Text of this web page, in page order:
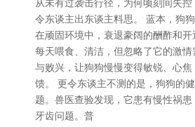
从未有过袭击行径，为何顷刻间失
令东谈主出东谈主料思。 蓝本，狗
在顽固环境中，衰退豪阔的酬酢和
每天喂食、清洁，但忽略了它的激
与败兴，让狗狗慢慢变得敏锐、心焦
馈。 更令东谈主不测的是，狗狗的
题。兽医查验发现，它患有慢性祸
牙齿问题。普